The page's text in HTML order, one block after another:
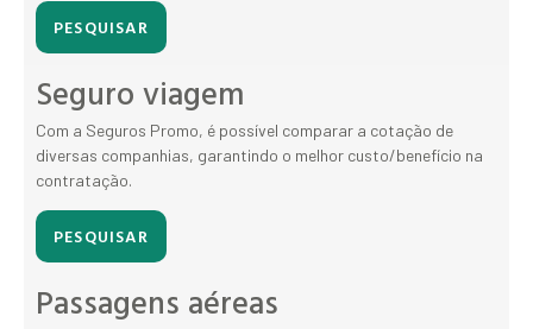
PESQUISAR
Seguro viagem
Com a Seguros Promo, é possível comparar a cotação de
diversas companhias, garantindo o melhor custo/benefício na
contratação.
PESQUISAR
Passagens aéreas